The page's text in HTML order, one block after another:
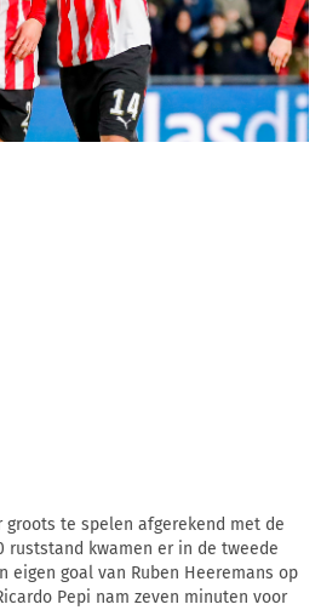
groots te spelen afgerekend met de
ruststand kwamen er in de tweede
eigen goal van Ruben Heeremans op
Pepi nam zeven minuten voor